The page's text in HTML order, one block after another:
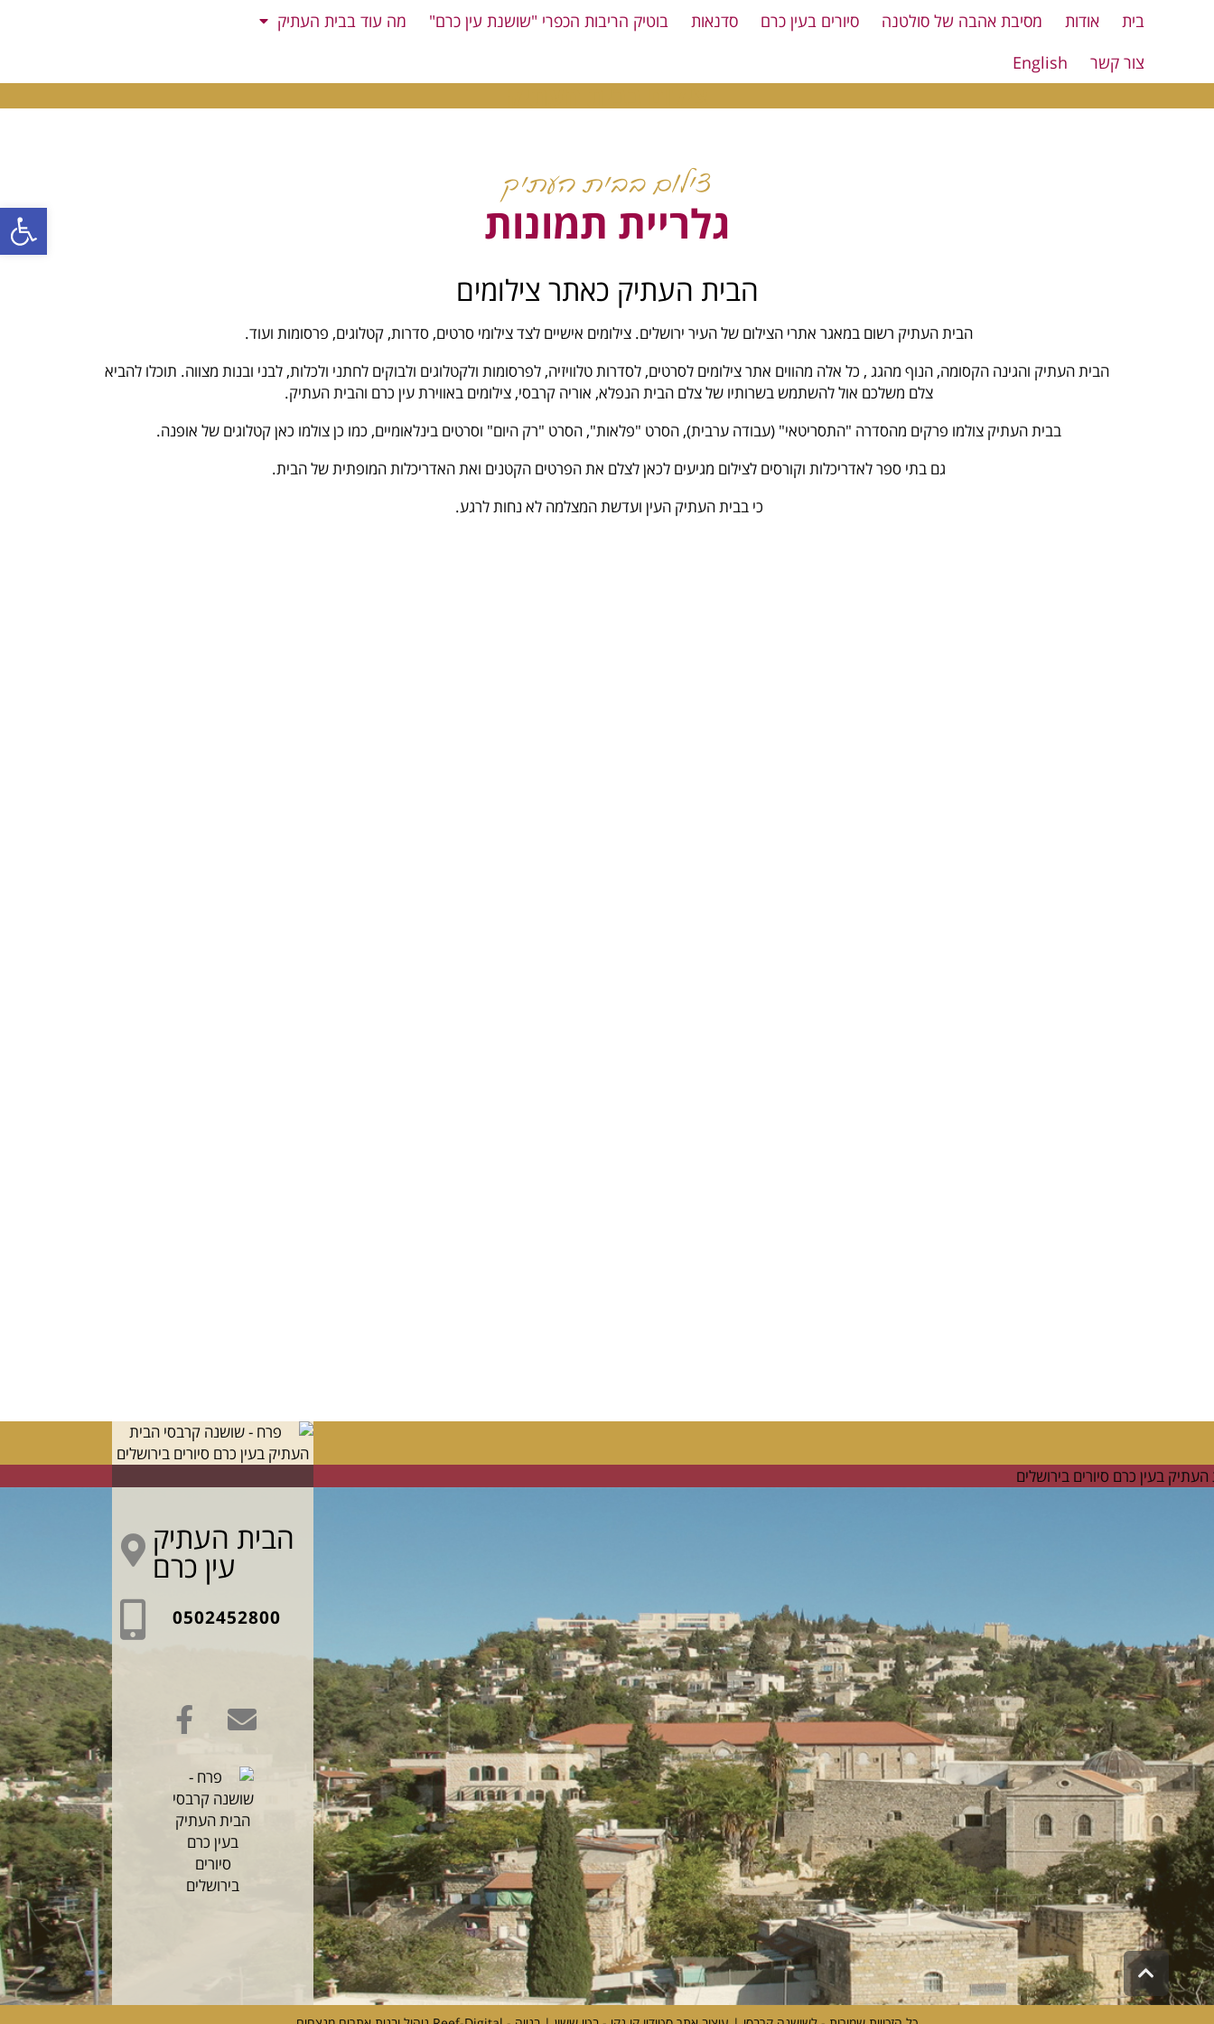
פתח
בית אודות מסיבת אהבה של סולטנה סיורים בעין כרם סדנאות בוטיק הריבות הכפרי "שושנת עין כרם"
מה עוד בבית העתיק
צור קשר
English
צילום בבית העתיק
גלריית תמונות
הבית העתיק כאתר צילומים
הבית העתיק רשום במאגר אתרי הצילום של העיר ירושלים. צילומים אישיים לצד צילומי סרטים, סדרות, קטלוגים, פרסומות ועוד.
הבית העתיק והגינה הקסומה, הנוף מהגג , כל אלה מהווים אתר צילומים לסרטים, לסדרות טלוויזיה, לפרסומות ולקטלוגים ולבוקים לחתני ולכלות, לבני ובנות מצווה. תוכלו להביא
צלם משלכם אול להשתמש בשרותיו של צלם הבית הנפלא, אוריה קרבסי, צילומים באווירת עין כרם והבית העתיק.
בבית העתיק צולמו פרקים מהסדרה "התסריטאי" (עבודה ערבית), הסרט "פלאות", הסרט "רק היום" וסרטים בינלאומיים, כמו כן צולמו כאן קטלוגים של אופנה.
גם בתי ספר לאדריכלות וקורסים לצילום מגיעים לכאן לצלם את הפרטים הקטנים ואת האדריכלות המופתית של הבית.
כי בבית העתיק העין ועדשת המצלמה לא נחות לרגע.
הבית העתיק
עין כרם
0502452800
גלילה
לראש
העמוד